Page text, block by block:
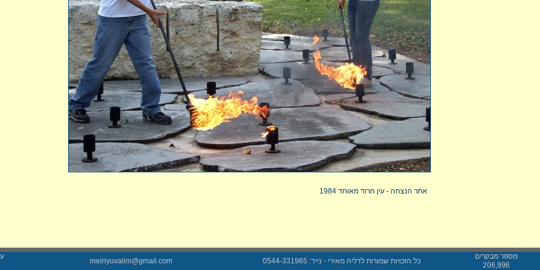
אתר הנצחה - עין חרוד מאוחד 1984
meiriyuvalim@gmail.com כל הזכויות שמורות לדליה מאירי - נייד: 0544-331965
מספר מבקרים
206,996